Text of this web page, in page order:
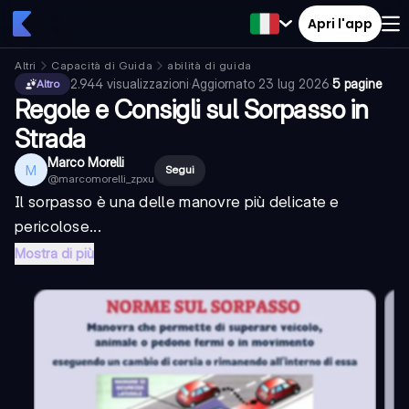
Apri l'app
Altri Capacità di Guida
abilità di guida
Altro
2.944 visualizzazioni·Aggiornato 23 lug 2026·5 pagine
Regole e Consigli sul Sorpasso in
Strada
M Marco Morelli
@marcomorelli_zpxu
Segui
Il sorpasso è una delle manovre più delicate e
pericolose...
Mostra di più